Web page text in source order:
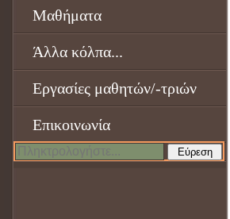
Μαθήματα
Άλλα κόλπα...
Εργασίες μαθητών/-τριών
Επικοινωνία
Εύρεση